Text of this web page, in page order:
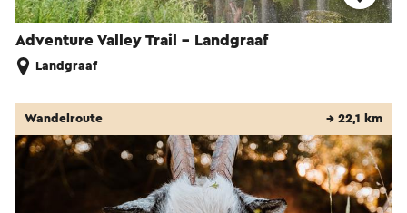
Adventure Valley Trail - Landgraaf
Landgraaf
Wandelroute → 22,1 km